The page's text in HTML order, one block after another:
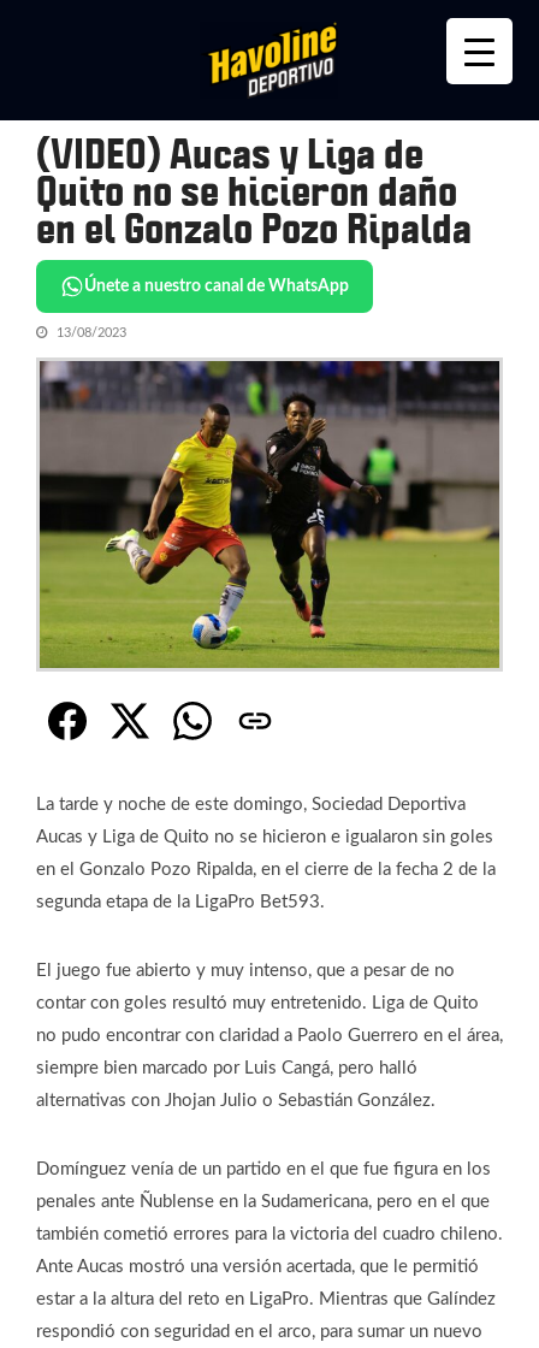
(VIDEO) Aucas y Liga de
Quito no se hicieron daño
en el Gonzalo Pozo Ripalda
Únete a nuestro canal de WhatsApp
13/08/2023
La tarde y noche de este domingo, Sociedad Deportiva
Aucas y Liga de Quito no se hicieron e igualaron sin goles
en el Gonzalo Pozo Ripalda, en el cierre de la fecha 2 de la
segunda etapa de la LigaPro Bet593.
El juego fue abierto y muy intenso, que a pesar de no
contar con goles resultó muy entretenido. Liga de Quito
no pudo encontrar con claridad a Paolo Guerrero en el área,
siempre bien marcado por Luis Cangá, pero halló
alternativas con Jhojan Julio o Sebastián González.
Domínguez venía de un partido en el que fue figura en los
penales ante Ñublense en la Sudamericana, pero en el que
también cometió errores para la victoria del cuadro chileno.
Ante Aucas mostró una versión acertada, que le permitió
estar a la altura del reto en LigaPro. Mientras que Galíndez
respondió con seguridad en el arco, para sumar un nuevo